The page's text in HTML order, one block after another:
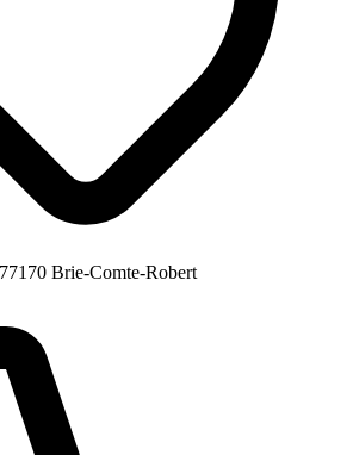
Brie-Comte-Robert